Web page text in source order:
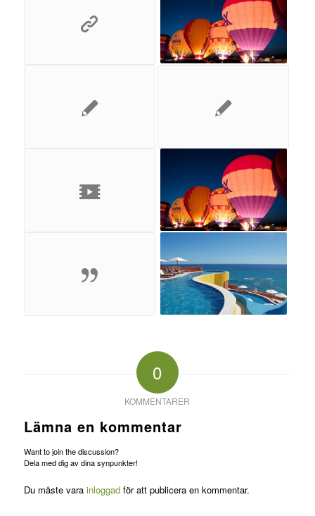
0
KOMMENTARER
Lämna en kommentar
Want to join the discussion?
Dela med dig av dina synpunkter!
Du måste vara inloggadför att publicera en kommentar.